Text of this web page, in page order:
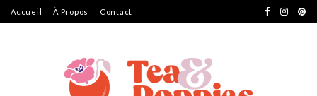
Accueil À Propos Contact